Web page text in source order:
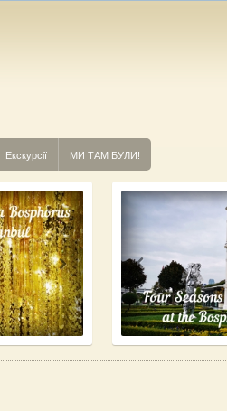
Екскурсії МИ ТАМ БУЛИ!